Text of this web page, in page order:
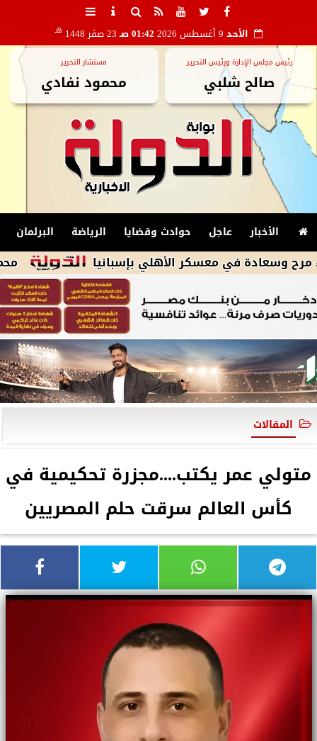
الأحد 01:42 صـ 23 صفر 1448 هـ
رئيس مجلس الإدارة ورئيس التحرير
صالح شلبي
مستشار التحرير
محمود نفادي
الأخبار عاجل حوادث وقضايا الرياضة البرلمان
محمود في معسكر الأهلي بإسبانيا
المقالات
متولي عمر يكتب....مجزرة تحكيمية في
كأس العالم سرقت حلم المصريين